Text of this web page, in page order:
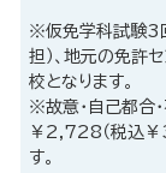
※仮免学科試験3
担）、地元の免許
校となります。
※故意・自己都合
￥2,728（税込￥
す。